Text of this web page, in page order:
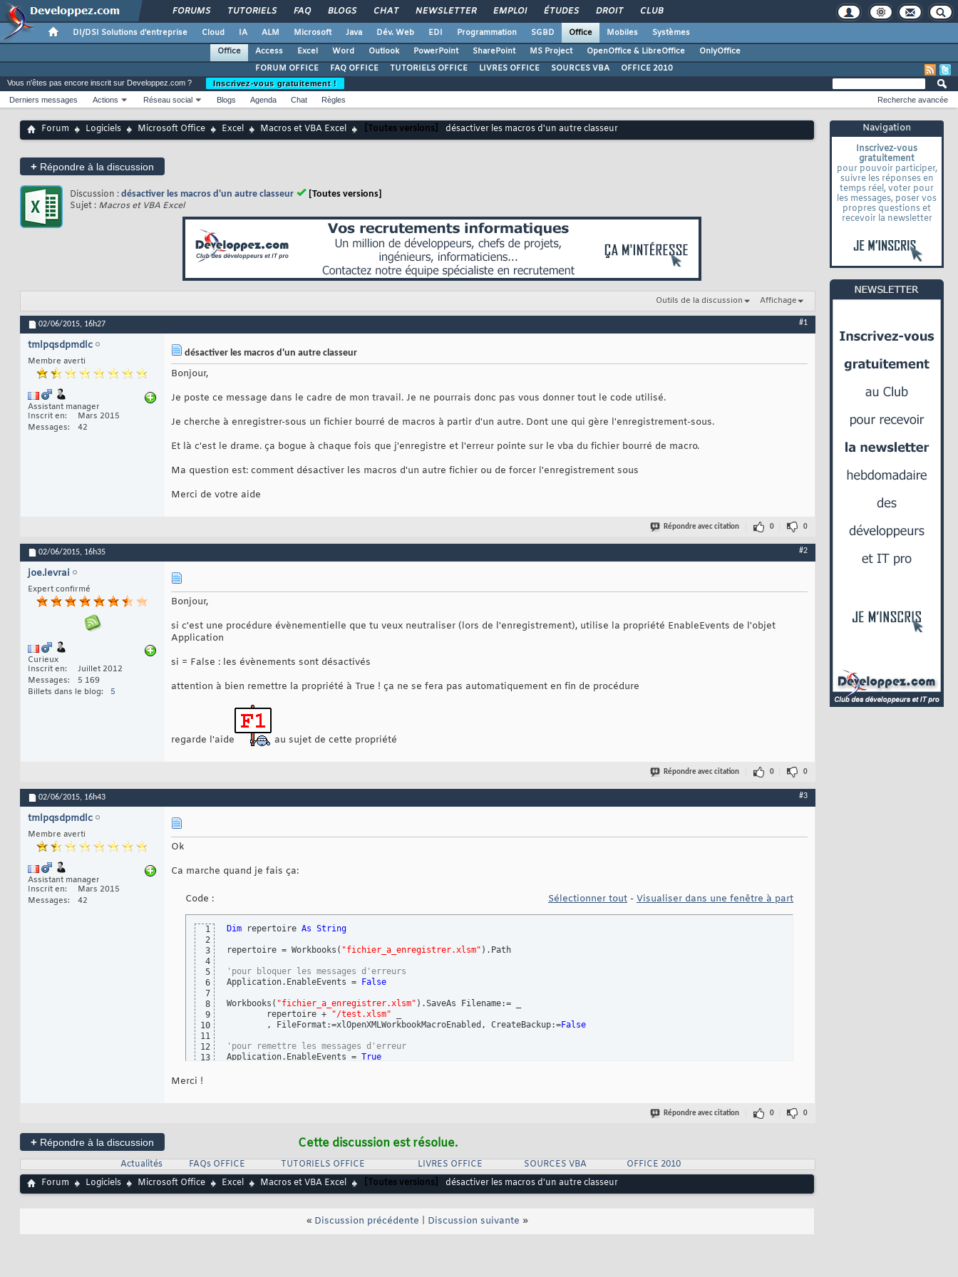
FORUMS TUTORIELS FAQ BLOGS CHAT NEWSLETTER EMPLOI ÉTUDES DROIT CLUB
DI/DSI Solutions d'entreprise Cloud IA ALM Microsoft Java Dév. Web EDI Programmation SGBD Office Mobiles
Systèmes
Office
Access Excel Word Outlook PowerPoint SharePoint MS Project OpenOffice & LibreOffice
OnlyOffice
FORUM OFFICE
FAQ OFFICE TUTORIELS OFFICE LIVRES OFFICE SOURCES VBA OFFICE 2010
Navigation
Inscrivez-vous
gratuitement
pour pouvoir participer,
suivre les réponses en
temps réel, voter pour
les messages, poser vos
propres questions et
recevoir la newsletter
Vous n'êtes pas encore inscrit sur Developpez.com ?
Inscrivez-vous gratuitement !
Derniers messages
Actions Réseau social Blogs Agenda Chat Règles Recherche avancée
Forum Logiciels Microsoft Office Excel Macros et VBA Excel [Toutes versions] désactiver les macros d'un autre classeur
+ Répondre à la discussion
Discussion : désactiver les macros d'un autre classeur [Toutes versions]
Sujet : Macros et VBA Excel
Outils de la discussion Affichage
02/06/2015, 16h27 #1
tmlpqsdpmdlc
Membre averti
Assistant manager
Inscrit en
Mars 2015
Messages
42
désactiver les macros d'un autre classeur
Bonjour,
Je poste ce message dans le cadre de mon travail. Je ne pourrais donc pas vous donner tout le code utilisé.
Je cherche à enregistrer-sous un fichier bourré de macros à partir d'un autre. Dont une qui gère l'enregistrement-sous.
Et là c'est le drame. ça bogue à chaque fois que j'enregistre et l'erreur pointe sur le vba du fichier bourré de macro.
Ma question est: comment désactiver les macros d'un autre fichier ou de forcer l'enregistrement sous
Merci de votre aide
Répondre avec citation 0 0
02/06/2015, 16h35 #2
joe.levrai
Expert confirmé
Curieux
Inscrit en
Juillet 2012
Messages
5 169
Billets dans le blog
5
Bonjour,
si c'est une procédure évènementielle que tu veux neutraliser (lors de l'enregistrement), utilise la propriété EnableEvents de l'objet
Application
si = False : les évènements sont désactivés
attention à bien remettre la propriété à True ! ça ne se fera pas automatiquement en fin de procédure
regarde l'aide au sujet de cette propriété
Répondre avec citation 0 0
02/06/2015, 16h43 #3
tmlpqsdpmdlc
Membre averti
Assistant manager
Inscrit en
Mars 2015
Messages
42
Ok
Ca marche quand je fais ça:
Code : Sélectionner tout - Visualiser dans une fenêtre à part
1
2
3
4
5
6
7
8
9
10
11
12
13
Dim repertoire As String
repertoire = Workbooks ( "fichier_a_enregistrer.xlsm" ) .Path
'pour bloquer les messages d'erreurs
Application.EnableEvents =
False
Workbooks ( "fichier_a_enregistrer.xlsm" ) .SaveAs Filename:= _
        repertoire +
"/test.xlsm"
        , FileFormat:=xlOpenXMLWorkbookMacroEnabled, CreateBackup:=
False
'pour remettre les messages d'erreur
Application.EnableEvents = True
Merci !
Répondre avec citation 0 0
+ Répondre à la discussion Cette discussion est résolue.
Actualités FAQs OFFICE TUTORIELS OFFICE LIVRES OFFICE SOURCES VBA
OFFICE 2010
Forum
Logiciels Microsoft Office Excel Macros et VBA Excel [Toutes versions] désactiver les macros d'un autre classeur
« Discussion précédente Discussion suivante »